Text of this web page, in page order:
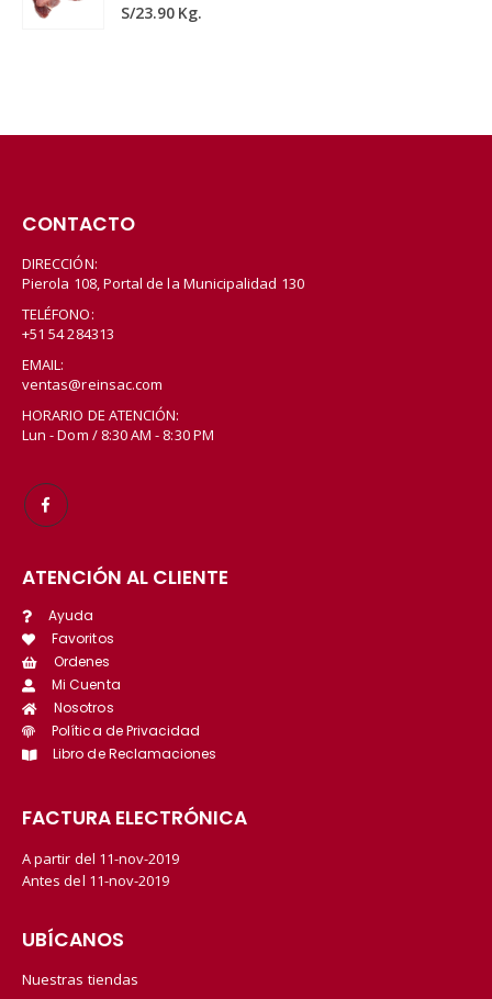
0out of 5
S/23.90 Kg.
CONTACTO
DIRECCIÓN:
Pierola 108, Portal de la Municipalidad 130
TELÉFONO:
+51 54 284313
EMAIL:
ventas@reinsac.com
HORARIO DE ATENCIÓN:
Lun - Dom / 8:30 AM - 8:30 PM
ATENCIÓN AL CLIENTE
Ayuda
Favoritos
Ordenes
Mi Cuenta
Nosotros
Política de Privacidad
Libro de Reclamaciones
FACTURA ELECTRÓNICA
A partir del 11-nov-2019
Antes del 11-nov-2019
UBÍCANOS
Nuestras tiendas